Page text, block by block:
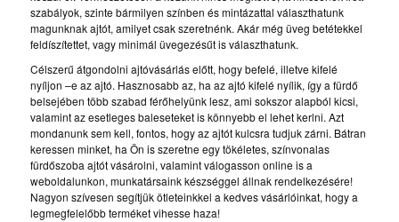
szabályok, szinte bármilyen színben és mintázattal választhatunk
magunknak ajtót, amilyet csak szeretnénk. Akár még üveg betétekkel
feldíszítettet, vagy minimál üvegezésűt is választhatunk.
Célszerű átgondolni ajtóvásárlás előtt, hogy befelé, illetve kifelé
nyíljon –e az ajtó. Hasznosabb az, ha az ajtó kifelé nyílik, így a fürdő
belsejében több szabad férőhelyünk lesz, ami sokszor alapból kicsi,
valamint az esetleges baleseteket is könnyebb el lehet kerlni. Azt
mondanunk sem kell, fontos, hogy az ajtót kulcsra tudjuk zárni. Bátran
keressen minket, ha Ön is szeretne egy tökéletes, színvonalas
fürdőszoba ajtót vásárolni, valamint válogasson online is a
weboldalunkon, munkatársaink készséggel állnak rendelkezésére!
Nagyon szívesen segítjük ötleteinkkel a kedves vásárlóinkat, hogy a
legmegfelelőbb terméket vihesse haza!